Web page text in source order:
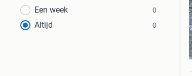
Een week 0
Altijd 0